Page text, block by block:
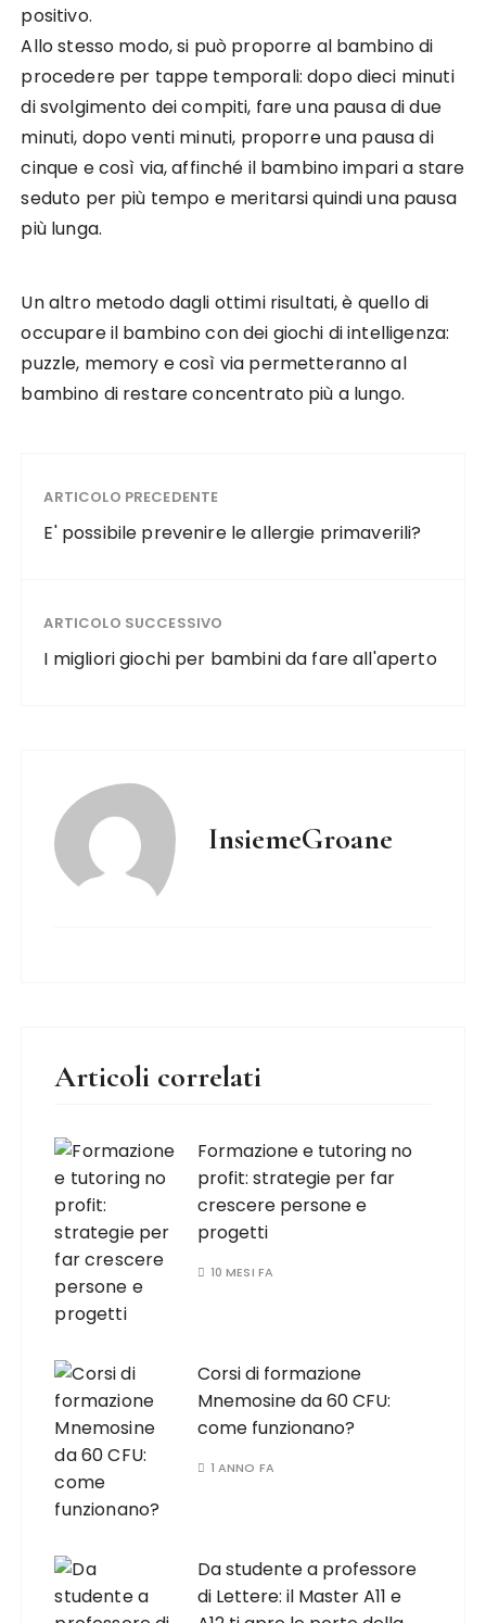
positivo.
Allo stesso modo, si può proporre al bambino di
procedere per tappe temporali: dopo dieci minuti
di svolgimento dei compiti, fare una pausa di due
minuti, dopo venti minuti, proporre una pausa di
cinque e così via, affinché il bambino impari a stare
seduto per più tempo e meritarsi quindi una pausa
più lunga.
Un altro metodo dagli ottimi risultati, è quello di
occupare il bambino con dei giochi di intelligenza:
puzzle, memory e così via permetteranno al
bambino di restare concentrato più a lungo.
ARTICOLO PRECEDENTE
E' possibile prevenire le allergie primaverili?
ARTICOLO SUCCESSIVO
I migliori giochi per bambini da fare all'aperto
InsiemeGroane
Articoli correlati
Formazione e tutoring no
profit: strategie per far
crescere persone e
progetti
10 MESI FA
Corsi di formazione
Mnemosine da 60 CFU:
come funzionano?
1 ANNO FA
Da studente a professore
di Lettere: il Master A11 e